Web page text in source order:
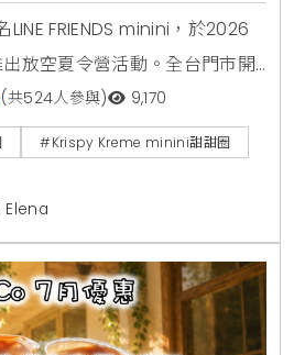
FRIENDS minini，於2026
放空夏令營活動。全台門市開
草莓甜心、玉米拿鐵、焦糖牛
出加價購貼紙包、迷你提袋與
18日期間更祭出LINE好友憑券
甜甜圈盒的買一送一限時優
(共524人參與) 9,170
#Krispy Kreme minini甜甜圈
Elena